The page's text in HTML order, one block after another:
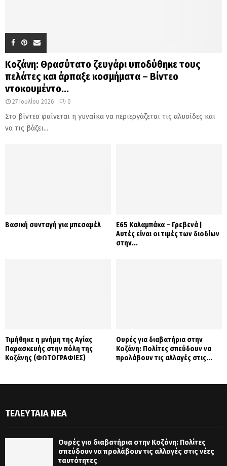
Κοζάνη: Θρασύτατο ζευγάρι υποδύθηκε τους
πελάτες και άρπαξε κοσμήματα – Βίντεο
ντοκουμέντο...
27 Ιουλίου 2026 0
Στο βίντεο φαίνεται η γυναίκα να περιεργάζεται τις αλυσίδες και
να τις βάζει...
Βασική συνταγή για μπεσαμέλ
Ε65 Καλαμπάκα – Γρεβενά |
Αυτές είναι οι τιμές των διοδίων
στην...
Τιμήθηκε η μνήμη της Αγίας
Παρασκευής στην πόλη της
Κοζάνης (ΦΩΤΟΓΡΑΦΙΕΣ)
Ουρές για διαβατήρια στην
Κοζάνη: Πολίτες σπεύδουν να
προλάβουν τις αλλαγές στις...
ΤΕΛΕΥΤΑΊΑ ΝΈΑ
Ουρές για διαβατήρια στην Κοζάνη: Πολίτες
σπεύδουν να προλάβουν τις αλλαγές στις νέες
ταυτότητες